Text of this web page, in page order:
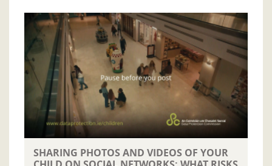
SHARING PHOTOS AND VIDEOS OF YOUR